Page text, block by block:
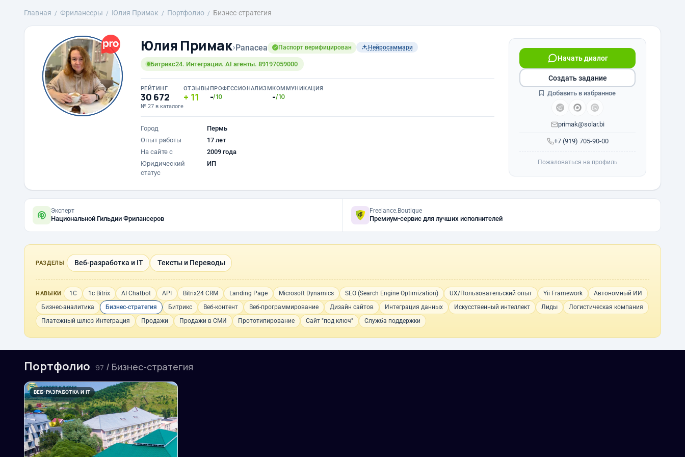
Главная Фрилансеры Юлия Примак Портфолио Бизнес-стратегия
Юлия Примак›Panacea Паспорт верифицирован Нейросаммари
Битрикс24. Интеграции. AI агенты. 89197059000
РЕЙТИНГ
30 672
№ 27 в каталоге
ОТЗЫВЫ
11
ПРОФЕССИОНАЛИЗМ
-/10
КОММУНИКАЦИЯ
-/10
Город
Пермь
Опыт работы
17 лет
На сайте с
2009 года
Юридический
статус
ИП
+7 (919) 705-90-00
Начать диалог
primak@solar.bi
Создать задание
Добавить в избранное
Пожаловаться на профиль
Эксперт
Национальной Гильдии Фрилансеров
Freelance.Boutique
Премиум-сервис для лучших исполнителей
РАЗДЕЛЫ Веб-разработка и IT Тексты и Переводы
НАВЫКИ 1С 1с Bitrix AI Chatbot API Bitrix24 CRM Landing Page Microsoft Dynamics SEO (Search Engine Optimization) UX/Пользовательский опыт Yii Framework
Автономный ИИ
Бизнес-аналитика
Бизнес-стратегия Битрикс Веб-контент Веб-программирование Дизайн сайтов Интеграция данных Искусственный интеллект Лиды
Логистическая компания
Платежный шлюз Интеграция
Продажи Продажи в СМИ Прототипирование Сайт "под ключ" Служба поддержки
Портфолио · 97 / Бизнес-стратегия
ВЕБ-РАЗРАБОТКА И IT